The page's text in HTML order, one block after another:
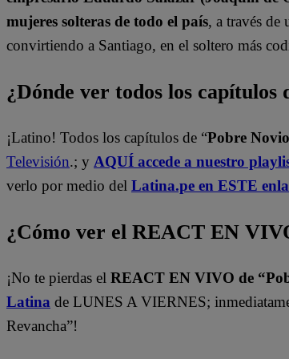
mujeres solteras de todo el país, a través de
convirtiendo a Santiago, en el soltero más
¿Dónde ver todos los capítulos
¡Latino! Todos los capítulos de “Pobre Novio
Televisión.; y AQUÍ accede a nuestro
verlo por medio del Latina.pe en ESTE
¿Cómo ver el REACT EN
¡No te pierdas el REACT EN VIVO de
Latina de LUNES A VIERNES;
Revancha”!